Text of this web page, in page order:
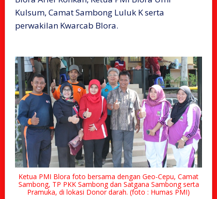
Kulsum, Camat Sambong Luluk K serta
perwakilan Kwarcab Blora.
Ketua PMI Blora foto bersama dengan Geo-Cepu, Camat
Sambong, TP PKK Sambong dan Satgana Sambong serta
Pramuka, di lokasi Donor darah. (foto : Humas PMI)